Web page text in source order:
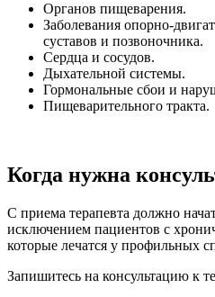
Органов пищеварения.
Заболевания опорно-
суставов и позвоночника.
Сердца и сосудов.
Дыхательной системы.
Гормональные сбои и
Пищеварительного тракта.
Когда нужна
С приема терапевта должно
исключением пациентов с
которые лечатся у профильных
Запишитесь на консультацию к